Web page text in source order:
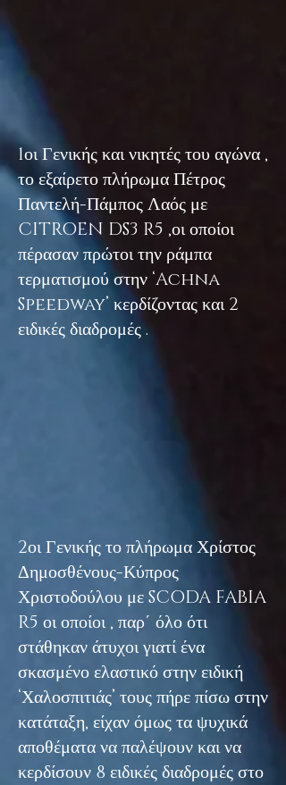
1οι Γενικής και νικητές του αγώνα ,
το εξαίρετο πλήρωμα Πέτρος
Παντελή-Πάμπος Λαός με
CITROEN DS3 R5 ,οι οποίοι
πέρασαν πρώτοι την ράμπα
τερματισμού στην ‘Achna
Speedway’ κερδίζοντας και 2
ειδικές διαδρομές .
2οι Γενικής το πλήρωμα Χρίστος
Δημοσθένους-Κύπρος
Χριστοδούλου με SCODA FABIA
R5 οι οποίοι , παρ΄ όλο ότι
στάθηκαν άτυχοι γιατί ένα
σκασμένο ελαστικό στην ειδική
‘Χαλοσπιτιάς’ τους πήρε πίσω στην
κατάταξη, είχαν όμως τα ψυχικά
αποθέματα να παλέψουν και να
κερδίσουν 8 ειδικές διαδρομές στο